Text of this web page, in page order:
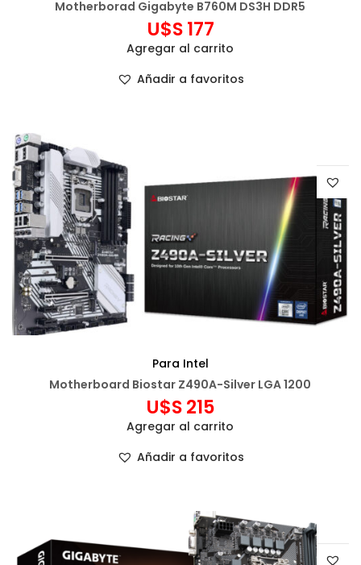
Motherborad Gigabyte B760M DS3H DDR5
U$S177
Agregar al carrito
Añadir a favoritos
Para Intel
Motherboard Biostar Z490A-Silver LGA 1200
U$S215
Agregar al carrito
Añadir a favoritos